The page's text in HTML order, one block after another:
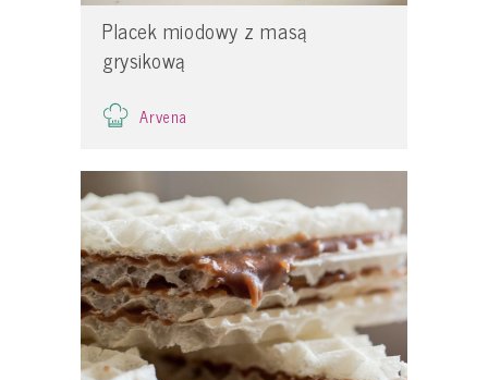
Placek miodowy z masą
grysikową
Arvena